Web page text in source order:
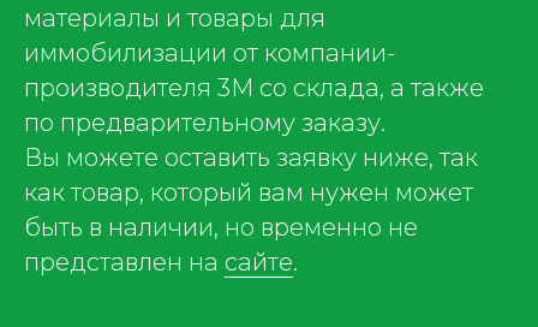
материалы и товары для
иммобилизации от компании-
производителя 3M со склада, а также
по предварительному заказу.
Вы можете оставить заявку ниже, так
как товар, который вам нужен может
быть в наличии, но временно не
представлен на сайте.